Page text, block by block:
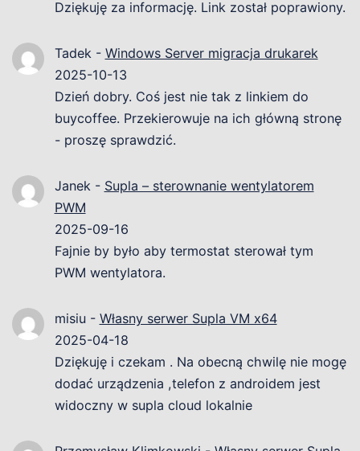
Dziękuję za informację. Link został poprawiony.
Tadek- Windows Server migracja drukarek
2025-10-13
Dzień dobry. Coś jest nie tak z linkiem do
buycoffee. Przekierowuje na ich główną stronę
- proszę sprawdzić.
Janek- Supla – sterownanie wentylatorem
PWM
2025-09-16
Fajnie by było aby termostat sterował tym
PWM wentylatora.
misiu- Własny serwer Supla VM x64
2025-04-18
Dziękuję i czekam . Na obecną chwilę nie mogę
dodać urządzenia ,telefon z androidem jest
widoczny w supla cloud lokalnie